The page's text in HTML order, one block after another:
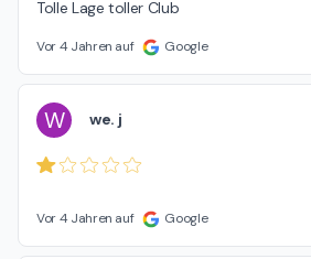
Tolle Lage toller Club
Vor 4 Jahren auf Google
W we. j
Vor 4 Jahren auf Google